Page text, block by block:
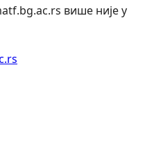
више није у